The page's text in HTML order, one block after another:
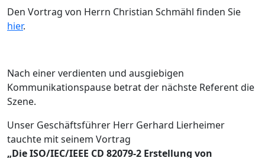
Den Vortrag von Herrn Christian Schmähl finden Sie
hier.
Nach einer verdienten und ausgiebigen
Kommunikationspause betrat der nächste Referent die
Szene.
Unser Geschäftsführer Herr Gerhard Lierheimer
tauchte mit seinem Vortrag
„Die ISO/IEC/IEEE CD 82079-2 Erstellung von